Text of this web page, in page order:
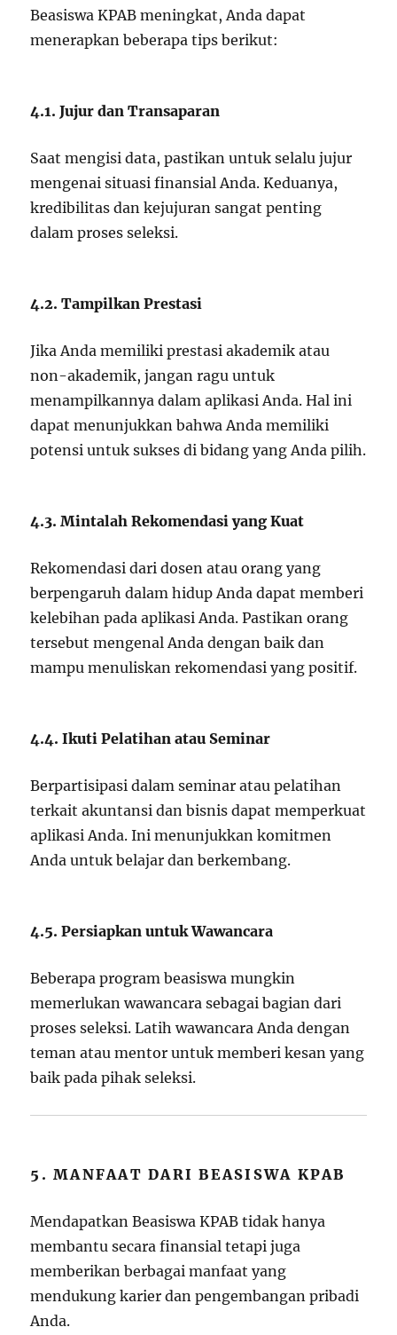
Beasiswa KPAB meningkat, Anda dapat
menerapkan beberapa tips berikut:
4.1. Jujur dan Transaparan
Saat mengisi data, pastikan untuk selalu jujur
mengenai situasi finansial Anda. Keduanya,
kredibilitas dan kejujuran sangat penting
dalam proses seleksi.
4.2. Tampilkan Prestasi
Jika Anda memiliki prestasi akademik atau
non-akademik, jangan ragu untuk
menampilkannya dalam aplikasi Anda. Hal ini
dapat menunjukkan bahwa Anda memiliki
potensi untuk sukses di bidang yang Anda pilih.
4.3. Mintalah Rekomendasi yang Kuat
Rekomendasi dari dosen atau orang yang
berpengaruh dalam hidup Anda dapat memberi
kelebihan pada aplikasi Anda. Pastikan orang
tersebut mengenal Anda dengan baik dan
mampu menuliskan rekomendasi yang positif.
4.4. Ikuti Pelatihan atau Seminar
Berpartisipasi dalam seminar atau pelatihan
terkait akuntansi dan bisnis dapat memperkuat
aplikasi Anda. Ini menunjukkan komitmen
Anda untuk belajar dan berkembang.
4.5. Persiapkan untuk Wawancara
Beberapa program beasiswa mungkin
memerlukan wawancara sebagai bagian dari
proses seleksi. Latih wawancara Anda dengan
teman atau mentor untuk memberi kesan yang
baik pada pihak seleksi.
5. MANFAAT DARI BEASISWA KPAB
Mendapatkan Beasiswa KPAB tidak hanya
membantu secara finansial tetapi juga
memberikan berbagai manfaat yang
mendukung karier dan pengembangan pribadi
Anda.